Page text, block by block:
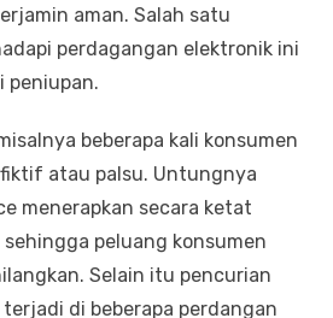
aman. Salah satu
perdagangan elektronik ini
peniupan.
beberapa kali konsumen
atau palsu. Untungnya
menerapkan secara ketat
peluang konsumen
Selain itu pencurian
di beberapa perdangan